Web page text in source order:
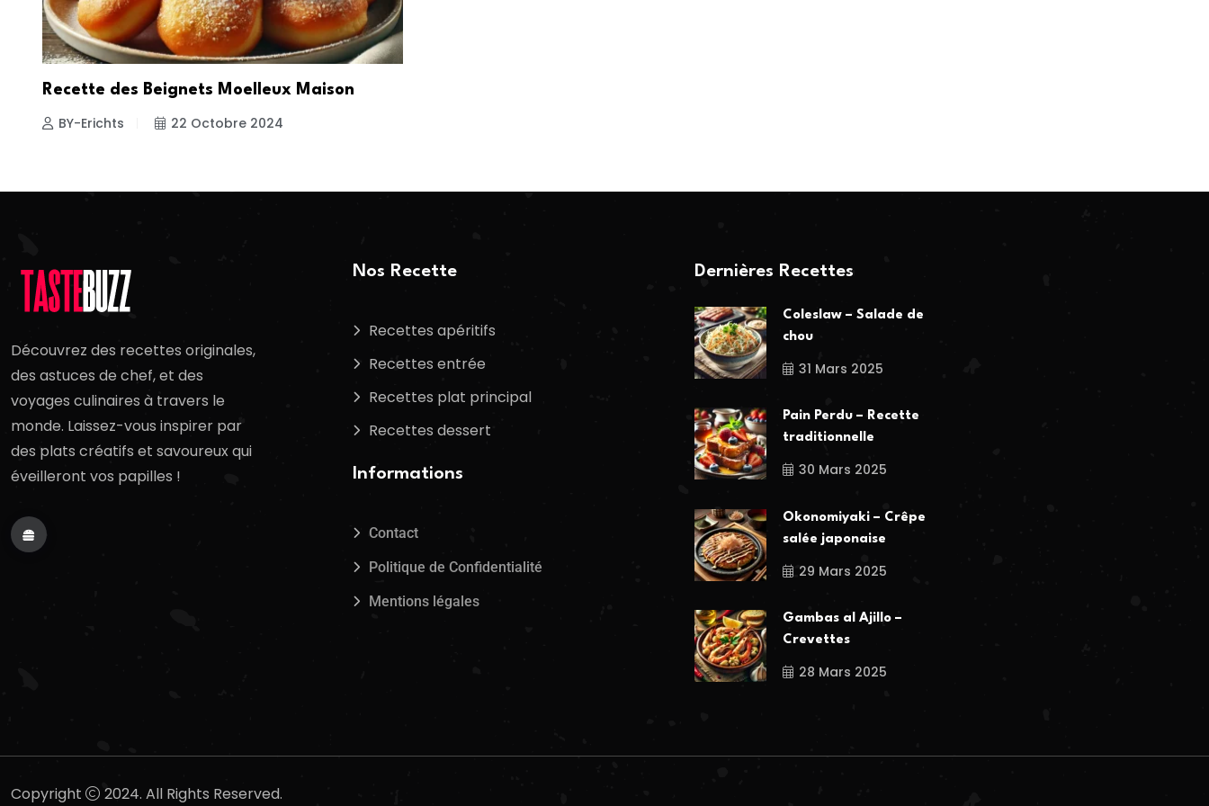
Recette des Beignets Moelleux Maison
BY-Erichts 22 Octobre 2024
Découvrez des recettes originales,
des astuces de chef, et des
voyages culinaires à travers le
monde. Laissez-vous inspirer par
des plats créatifs et savoureux qui
éveilleront vos papilles !
Nos Recette
Recettes apéritifs
Recettes entrée
Recettes plat principal
Recettes dessert
Informations
Contact
Politique de Confidentialité
Mentions légales
Dernières Recettes
Coleslaw – Salade de
chou
31 Mars 2025
Pain Perdu – Recette
traditionnelle
30 Mars 2025
Okonomiyaki – Crêpe
salée japonaise
29 Mars 2025
Gambas al Ajillo –
Crevettes
28 Mars 2025
Copyright 2024. All Rights Reserved.